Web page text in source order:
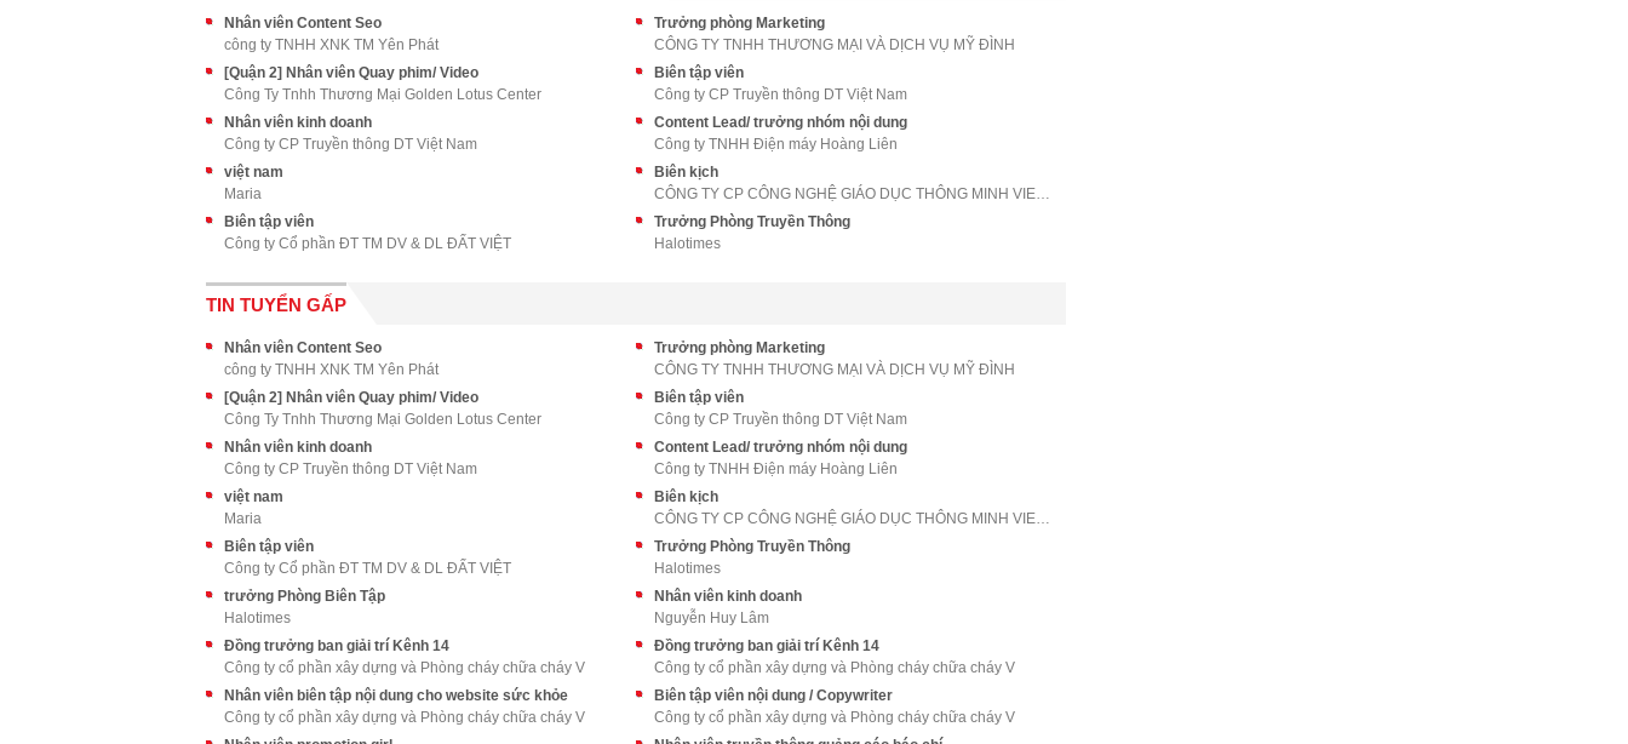
Nhân viên Content Seo
công ty TNHH XNK TM Yên Phát
Trưởng phòng Marketing
CÔNG TY TNHH THƯƠNG MẠI VÀ DỊCH VỤ MỸ ĐÌNH
[Quận 2] Nhân viên Quay phim/ Video
Công Ty Tnhh Thương Mại Golden Lotus Center
Biên tập viên
Công ty CP Truyền thông DT Việt Nam
Nhân viên kinh doanh
Công ty CP Truyền thông DT Việt Nam
Content Lead/ trưởng nhóm nội dung
Công ty TNHH Điện máy Hoàng Liên
việt nam
Maria
Biên kịch
CÔNG TY CP CÔNG NGHỆ GIÁO DỤC THÔNG MINH VIETED
Biên tập viên
Công ty Cổ phần ĐT TM DV & DL ĐẤT VIỆT
Trưởng Phòng Truyền Thông
Halotimes
TIN TUYỂN GẤP
Nhân viên Content Seo
công ty TNHH XNK TM Yên Phát
Trưởng phòng Marketing
CÔNG TY TNHH THƯƠNG MẠI VÀ DỊCH VỤ MỸ ĐÌNH
[Quận 2] Nhân viên Quay phim/ Video
Công Ty Tnhh Thương Mại Golden Lotus Center
Biên tập viên
Công ty CP Truyền thông DT Việt Nam
Nhân viên kinh doanh
Công ty CP Truyền thông DT Việt Nam
Content Lead/ trưởng nhóm nội dung
Công ty TNHH Điện máy Hoàng Liên
việt nam
Maria
Biên kịch
CÔNG TY CP CÔNG NGHỆ GIÁO DỤC THÔNG MINH VIETED
Biên tập viên
Công ty Cổ phần ĐT TM DV & DL ĐẤT VIỆT
Trưởng Phòng Truyền Thông
Halotimes
trưởng Phòng Biên Tập
Halotimes
Nhân viên kinh doanh
Nguyễn Huy Lâm
Đồng trưởng ban giải trí Kênh 14
Công ty cổ phần xây dựng và Phòng cháy chữa cháy V
Đồng trưởng ban giải trí Kênh 14
Công ty cổ phần xây dựng và Phòng cháy chữa cháy V
Nhân viên biên tập nội dung cho website sức khỏe
Công ty cổ phần xây dựng và Phòng cháy chữa cháy V
Biên tập viên nội dung / Copywriter
Công ty cổ phần xây dựng và Phòng cháy chữa cháy V